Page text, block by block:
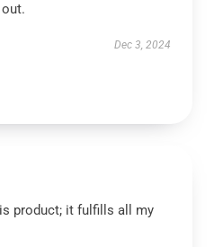
Dec 3, 2024
product; it fulfills all my